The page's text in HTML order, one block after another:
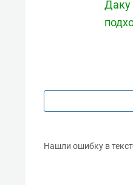
Даку
Нашли ошибку в